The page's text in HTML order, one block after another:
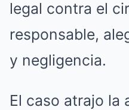
legal contra el
responsable,
y negligencia.
El caso atrajo la